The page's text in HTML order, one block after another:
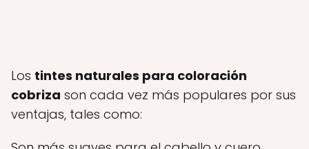
Los tintes naturales para coloración
cobriza son cada vez más populares por sus
ventajas, tales como: